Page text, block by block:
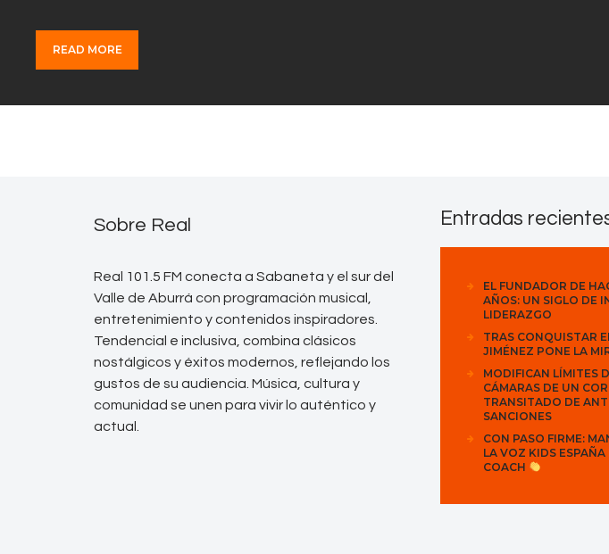
Sobre
READ MORE
Sobre Real
Real 101.5 FM conecta a Sabaneta y el sur del
Valle de Aburrá con programación musical,
entretenimiento y contenidos inspiradores.
Tendencial e inclusiva, combina clásicos
nostálgicos y éxitos modernos, reflejando los
gustos de su audiencia. Música, cultura y
comunidad se unen para vivir lo auténtico y
actual.
Entradas
EL FUNDADOR DE
AÑOS: UN SIGLO DE
LIDERAZGO
TRAS CONQUISTAR
JIMÉNEZ PONE LA
MODIFICAN LÍMITES
CÁMARAS DE UN
TRANSITADO DE
SANCIONES
CON PASO FIRME:
LA VOZ KIDS
COACH